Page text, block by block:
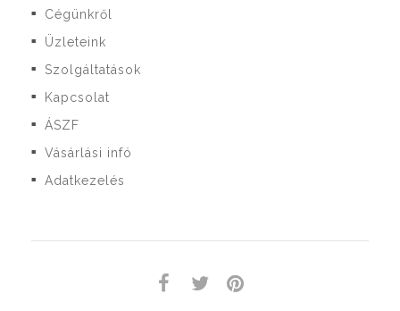
■ Cégünkről
■ Üzleteink
■ Szolgáltatások
■ Kapcsolat
■ ÁSZF
■ Vásárlási infó
■ Adatkezelés